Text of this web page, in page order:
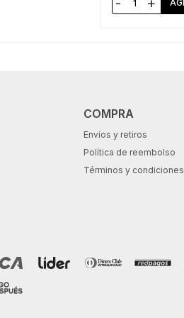
COMPRA
Envíos y retiros
Política de reembolso
Términos y condiciones